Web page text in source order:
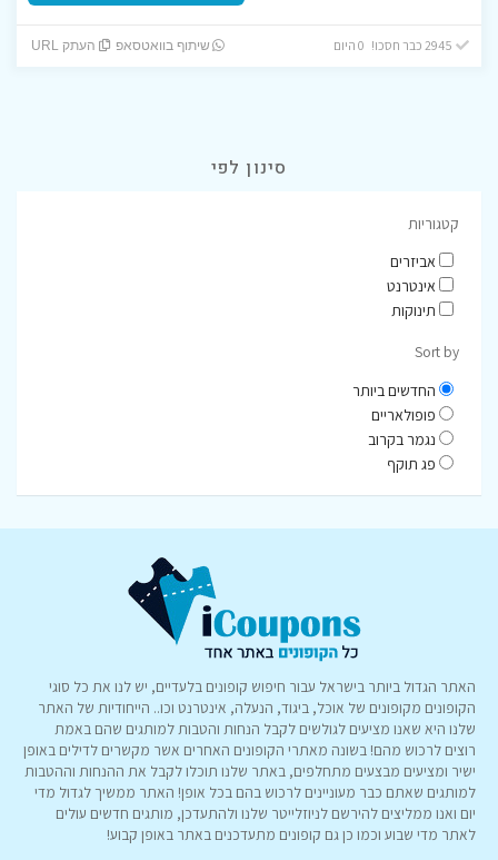
שיתוף בוואטסאפ העתק URL
סינון לפי
קטגוריות
אביזרים
אינטרנט
תינוקות
Sort by
החדשים ביותר
פופולאריים
נגמר בקרוב
פג תוקף
האתר הגדול ביותר בישראל עבור חיפוש קופונים בלעדיים, יש לנו את כל סוגי
הקופונים מקופונים של אוכל, ביגוד, הנעלה, אינטרנט וכו.. הייחודיות של האתר
שלנו היא שאנו מציעים לגולשים לקבל הנחות והטבות למותגים שהם באמת
רוצים לרכוש מהם! בשונה מאתרי הקופונים האחרים אשר מקשרים לדילים באופן
ישיר ומציעים מבצעים מתחלפים, באתר שלנו תוכלו לקבל את ההנחות וההטבות
למותגים שאתם כבר מעוניינים לרכוש בהם בכל אופן! האתר ממשיך לגדול מדי
יום ואנו ממליצים להירשם לניוזלייטר שלנו ולהתעדכן, מותגים חדשים עולים
לאתר מדי שבוע וכמו כן גם קופונים מתעדכנים באתר באופן קבוע!